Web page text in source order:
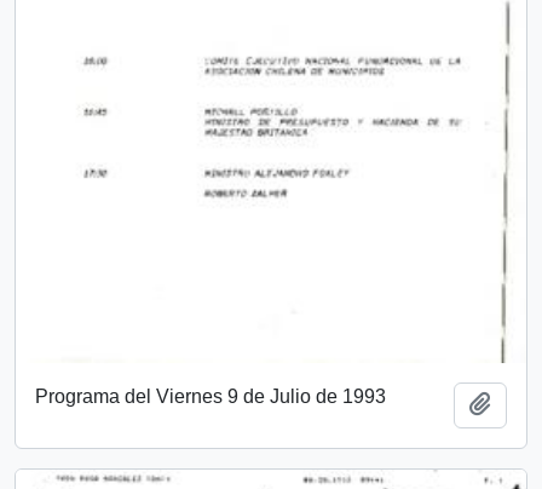
Programa del Viernes 9 de Julio de 1993